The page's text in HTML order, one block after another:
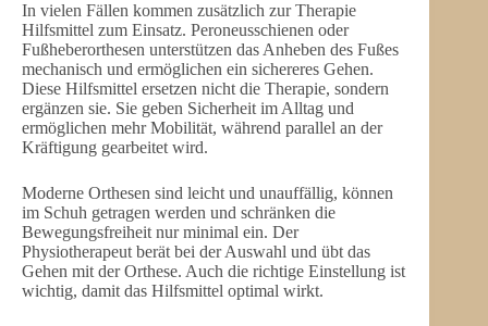
In vielen Fällen kommen zusätzlich zur Therapie
Hilfsmittel zum Einsatz. Peroneusschienen oder
Fußheberorthesen unterstützen das Anheben des Fußes
mechanisch und ermöglichen ein sichereres Gehen.
Diese Hilfsmittel ersetzen nicht die Therapie, sondern
ergänzen sie. Sie geben Sicherheit im Alltag und
ermöglichen mehr Mobilität, während parallel an der
Kräftigung gearbeitet wird.
Moderne Orthesen sind leicht und unauffällig, können
im Schuh getragen werden und schränken die
Bewegungsfreiheit nur minimal ein. Der
Physiotherapeut berät bei der Auswahl und übt das
Gehen mit der Orthese. Auch die richtige Einstellung ist
wichtig, damit das Hilfsmittel optimal wirkt.